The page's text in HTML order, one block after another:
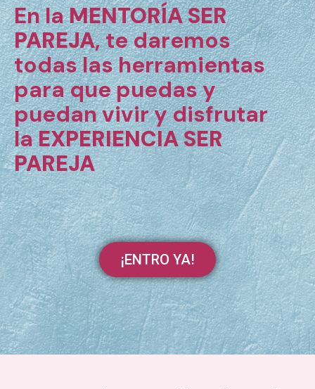
En laMENTORÍA SER
PAREJA, te daremos
todas las herramientas
para que puedas y
puedan vivir y disfrutar
laEXPERIENCIA SER
PAREJA
¡ENTRO YA!